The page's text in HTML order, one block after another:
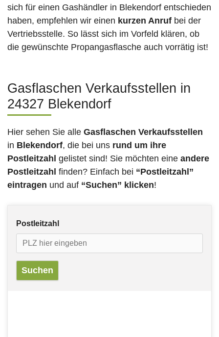
sich für einen Gashändler in Blekendorf entschieden
haben, empfehlen wir einen kurzen Anruf bei der
Vertriebsstelle. So lässt sich im Vorfeld klären, ob
die gewünschte Propangasflasche auch vorrätig ist!
Gasflaschen Verkaufsstellen in
24327 Blekendorf
Hier sehen Sie alle Gasflaschen Verkaufsstellen
in Blekendorf, die bei uns rund um ihre
Postleitzahl gelistet sind! Sie möchten eine andere
Postleitzahl finden? Einfach bei “Postleitzahl”
eintragen und auf “Suchen” klicken!
Postleitzahl